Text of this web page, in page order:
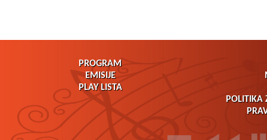
PROGRAM
EMISIJE
PLAY LISTA
POLITIKA